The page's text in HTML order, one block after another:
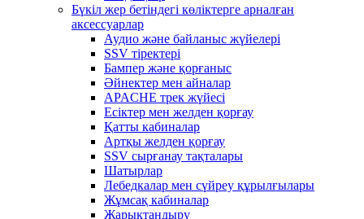
Бүкіл жер бетіндегі көліктерге арналған
аксессуарлар
Аудио және байланыс жүйелері
SSV тіректері
Бампер және қорғаныс
Әйнектер мен айналар
APACHE трек жүйесі
Есіктер мен желден қорғау
Қатты кабиналар
Артқы желден қорғау
SSV сырғанау тақталары
Шатырлар
Лебедкалар мен сүйреу құрылғылары
Жұмсақ кабиналар
Жарықтандыру